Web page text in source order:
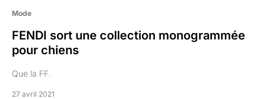
Mode
FENDI sort une collection monogrammée
pour chiens
Que la FF.
27 avril 2021